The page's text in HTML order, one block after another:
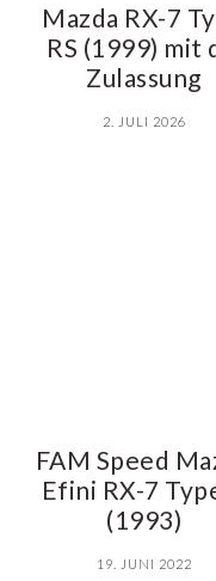
Mazda RX-7
RS (1999) mit
Zulassung
2. JULI 2026
FAM Speed
Efini RX-7
(1993)
19. JUNI 2022